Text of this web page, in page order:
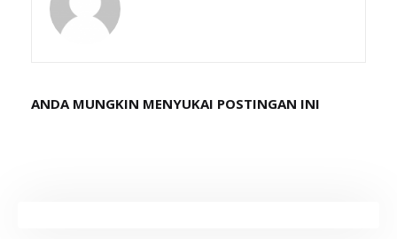
ANDA MUNGKIN MENYUKAI POSTINGAN INI